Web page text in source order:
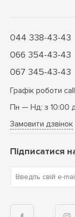
044 338-43-43
066 354-43-43
067 345-43-43
Графік роботи
Пн — Нд: з 10:00
Замовити дзвінок
Підписатися
Введіть свій e-